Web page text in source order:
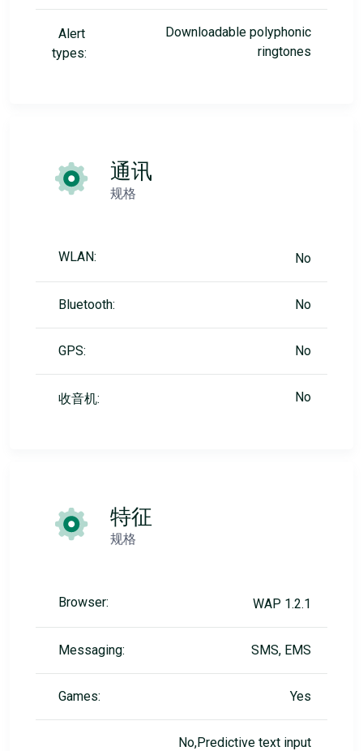
Alert
types:
Downloadable polyphonic
ringtones
通讯
规格
WLAN: No
Bluetooth: No
GPS: No
收音机: No
特征
规格
Browser: WAP 1.2.1
Messaging: SMS, EMS
Games: Yes
No,Predictive text input